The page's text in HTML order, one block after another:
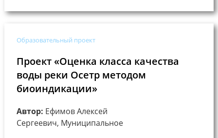
Образовательный проект
Проект «Оценка класса качества
воды реки Осетр методом
биоиндикации»
Автор: Ефимов Алексей
Сергеевич, Муниципальное